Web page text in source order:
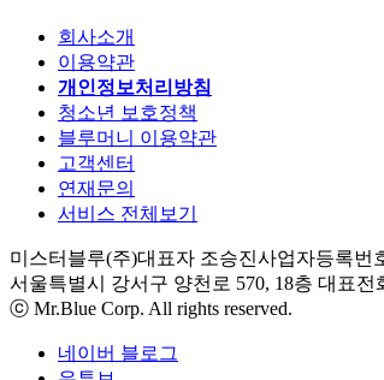
회사소개
이용약관
개인정보처리방침
청소년 보호정책
블루머니 이용약관
고객센터
연재문의
서비스 전체보기
미스터블루(주)대표자 조승진사업자등록번
서울특별시 강서구 양천로 570, 18층 대표전
ⓒ Mr.Blue Corp. All rights reserved.
네이버 블로그